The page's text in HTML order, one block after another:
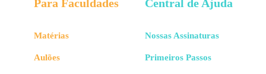
Para Faculdades
Matérias
Aulões
Central de Ajuda
Nossas Assinaturas
Primeiros Passos